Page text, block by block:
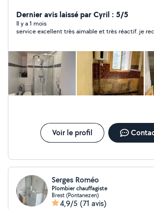
robinetterie, chauffe-eau, douche, WC Création /
Rénovation de salle de bain Installation d'équipements
sanitaires Petits travaux ou gros chantiers Pose de
Dépannage urgent ou RDV planifié
Dernier avis laissé par Cyril : 5/5
Il y a 1 mois
service excellent très aimable et très réactif. je
Voir le profil
Serges Roméo
Plombier chauffagiste
Brest (Pontanezen)
4,9/5 (71 avis)